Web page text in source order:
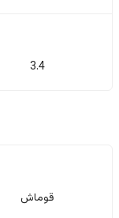
3.4
قوماش